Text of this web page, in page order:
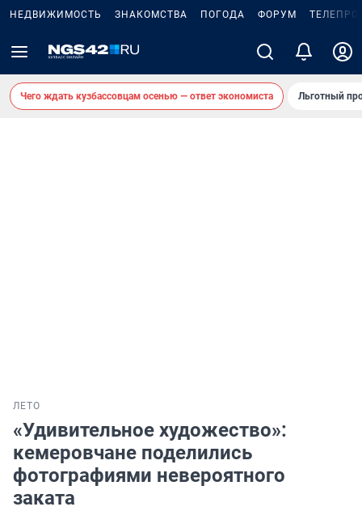
НЕДВИЖИМОСТЬ ЗНАКОМСТВА ПОГОДА ФОРУМ
Чего ждать кузбассовцам осенью — ответ экономиста Льготный
ЛЕТО
«Удивительное художество»:
кемеровчане поделились
фотографиями невероятного
заката